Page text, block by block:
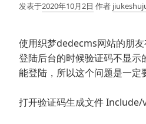
发表于2020年10月2日 作者
使用织梦dedecms网站的朋
登陆后台的时候验证码不显示
能登陆，所以这个问题是一定
打开验证码生成文件